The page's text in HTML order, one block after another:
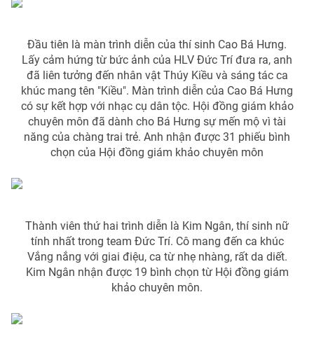
Đầu tiên là màn trình diễn của thí sinh Cao Bá Hưng.
Lấy cảm hứng từ bức ảnh của HLV Đức Trí đưa ra, anh
đã liên tưởng đến nhân vật Thúy Kiều và sáng tác ca
khúc mang tên "Kiều". Màn trình diễn của Cao Bá Hưng
có sự kết hợp với nhạc cụ dân tộc. Hội đồng giám khảo
chuyên môn đã dành cho Bá Hưng sự mến mộ vì tài
năng của chàng trai trẻ. Anh nhận được 31 phiếu bình
chọn của Hội đồng giám khảo chuyên môn
Thành viên thứ hai trình diễn là Kim Ngân, thí sinh nữ
tính nhất trong team Đức Trí. Cô mang đến ca khúc
Vắng nắng với giai điệu, ca từ nhẹ nhàng, rất da diết.
Kim Ngân nhận được 19 bình chọn từ Hội đồng giám
khảo chuyên môn.